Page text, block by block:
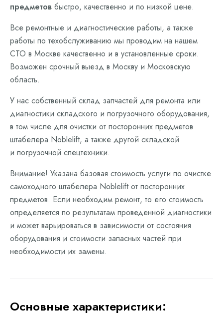
предметов быстро, качественно и по низкой цене.
Все ремонтные и диагностические работы, а также
работы по техобслуживанию мы проводим на нашем
СТО в Москве качественно и в установленные сроки.
Возможен срочный выезд в Москву и Московскую
область.
У нас собственный склад запчастей для ремонта или
диагностики складского и погрузочного оборудования,
в том числе для очистки от посторонних предметов
штабелера Noblelift, а также другой складской
и погрузочной спецтехники.
Внимание! Указана базовая стоимость услуги по очистке
самоходного штабелера Noblelift от посторонних
предметов. Если необходим ремонт, то его стоимость
определяется по результатам проведенной диагностики
и может варьироваться в зависимости от состояния
оборудования и стоимости запасных частей при
необходимости их замены.
Основные характеристики: